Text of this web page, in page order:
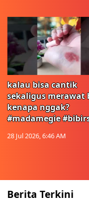
kalau bisa cantik
sekaligus merawat
kenapa nggak?
#madamegie
28 Jul 2026, 6:46 AM
Berita Terkini